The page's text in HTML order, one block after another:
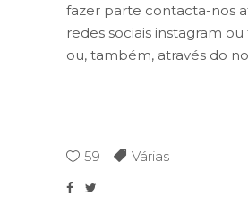
fazer parte contacta-nos
redes sociais instagram
ou, também, através do
59 Várias